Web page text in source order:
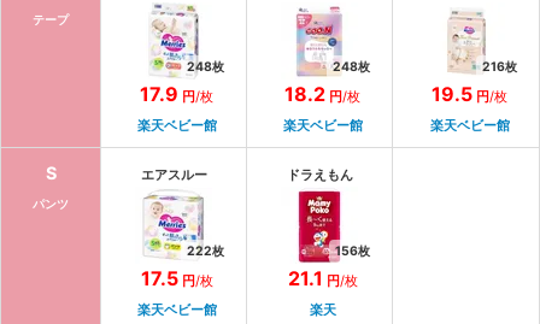
テープ
248枚
17.9 円/枚
楽天ベビー館
248枚
18.2 円/枚
楽天ベビー館
216枚
19.5 円/枚
楽天ベビー館
S
パンツ
エアスルー
222枚
17.5 円/枚
楽天ベビー館
ドラえもん
156枚
21.1 円/枚
楽天